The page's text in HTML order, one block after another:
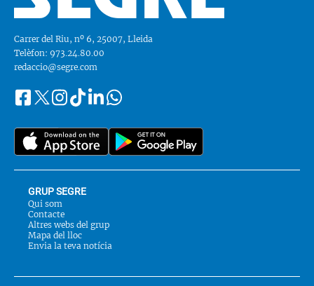
Carrer del Riu, nº 6, 25007, Lleida
Telèfon: 973.24.80.00
redaccio@segre.com
Segueix-
a::
FacebookInstagram
TiktokLinkedinWhatsapp
GRUP SEGRE
Qui som
Contacte
Altres webs del grup
Mapa del lloc
Envia la teva notícia